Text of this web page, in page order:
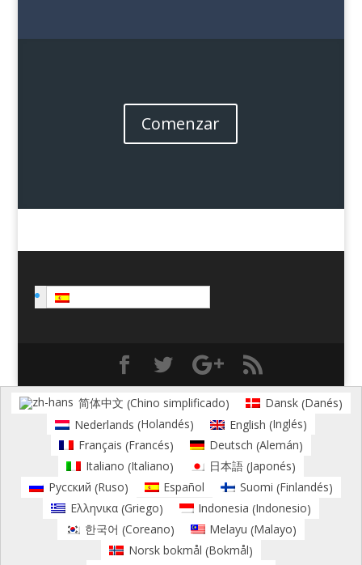
Comenzar
简体中文 (Chino simplificado) Dansk(Danés)
Nederlands (Holandés) English (Inglés)
Français (Francés) Deutsch (Alemán)
Italiano (Italiano) 日本語(Japonés)
Русский (Ruso) Español Suomi (Finlandés)
Ελληνικα(Griego) Indonesia (Indonesio)
한국어 (Coreano) Melayu (Malayo)
Norsk bokmål (Bokmål)